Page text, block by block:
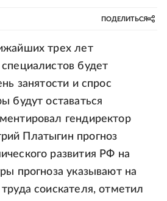
ПОДЕЛИТЬСЯ
трех лет
будет
занятости и спрос
будут оставаться
гендиректор
Платыгин прогноз
развития РФ на
прогноза указывают на
соискателя, отметил